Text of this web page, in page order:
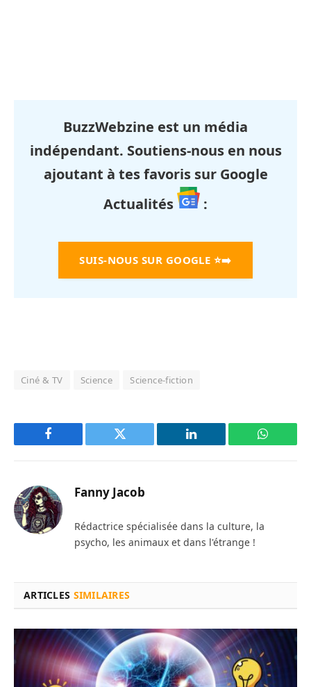
BuzzWebzine est un média
indépendant. Soutiens-nous en nous
ajoutant à tes favoris sur Google
Actualités
:
SUIS-NOUS SUR GOOGLE ⭐➡️
Ciné & TV Science Science-fiction
Facebook Twitter LinkedIn
Fanny Jacob
Rédactrice spécialisée dans la culture, la
psycho, les animaux et dans l'étrange !
ARTICLES SIMILAIRES